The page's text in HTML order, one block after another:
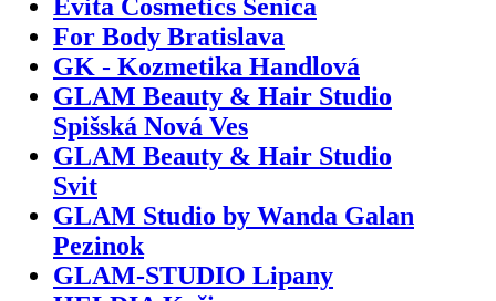
Evita Cosmetics Senica
For Body Bratislava
GK - Kozmetika Handlová
GLAM Beauty & Hair Studio
Spišská Nová Ves
GLAM Beauty & Hair Studio
Svit
GLAM Studio by Wanda Galan
Pezinok
GLAM-STUDIO Lipany